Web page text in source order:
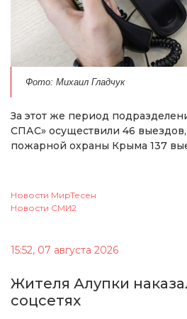
Фото: Михаил Гладчук
За этот же период
СПАС» осуществили 46
пожарной охраны Крыма 137
Новости МирТесен
Новости СМИ2
15:52, 07 августа 2026
Жителя Алупки
соцсетях